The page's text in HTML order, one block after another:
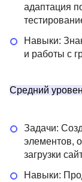
адаптация
Навыки:
и работы с
Средний
Задачи:
элементов,
загрузки
Навыки: